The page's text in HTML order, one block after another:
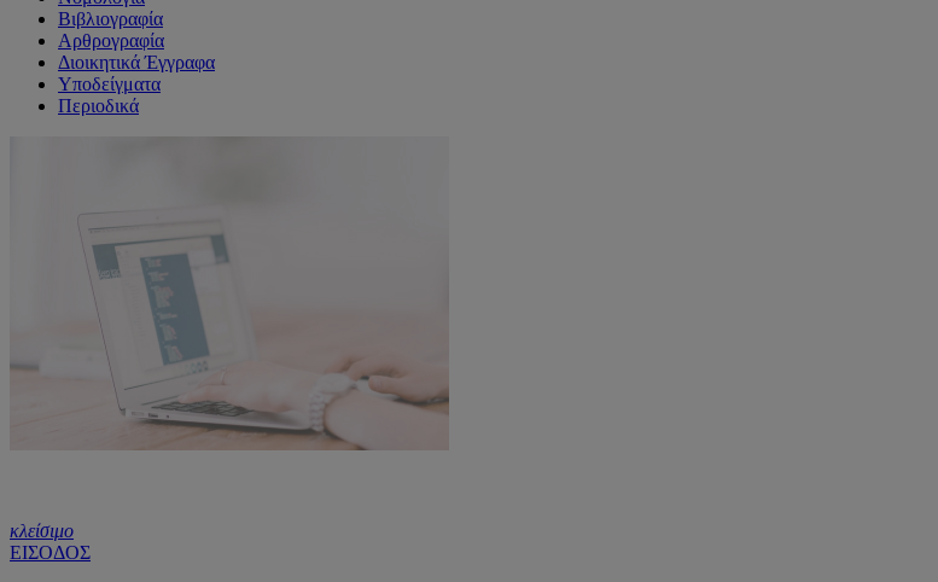
Βιβλιογραφία
Αρθρογραφία
Διοικητικά Έγγραφα
Υποδείγματα
Περιοδικά
κλείσιμο
ΕΙΣΟΔΟΣ